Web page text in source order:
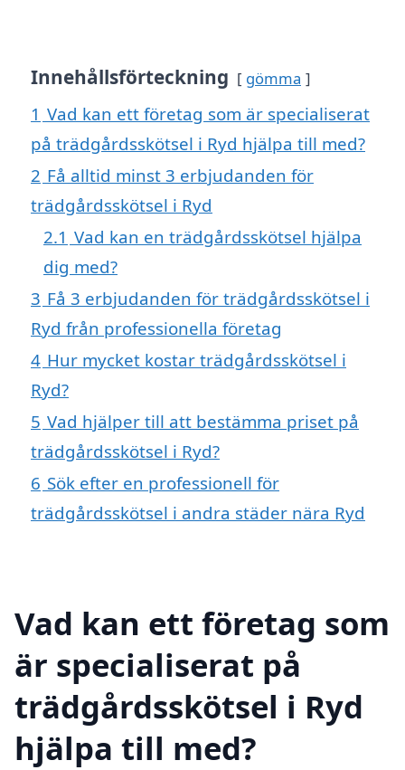
Innehållsförteckning gömma
1 Vad kan ett företag som är specialiserat
på trädgårdsskötsel i Ryd hjälpa till med?
2 Få alltid minst 3 erbjudanden för
trädgårdsskötsel i Ryd
2.1 Vad kan en trädgårdsskötsel hjälpa
dig med?
3 Få 3 erbjudanden för trädgårdsskötsel i
Ryd från professionella företag
4 Hur mycket kostar trädgårdsskötsel i
Ryd?
5 Vad hjälper till att bestämma priset på
trädgårdsskötsel i Ryd?
6 Sök efter en professionell för
trädgårdsskötsel i andra städer nära Ryd
Vad kan ett företag som
är specialiserat på
trädgårdsskötsel i Ryd
hjälpa till med?